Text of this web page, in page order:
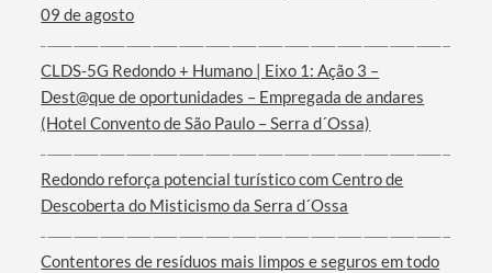
Termo de Pesquisa
09 de agosto
CLDS-5G Redondo + Humano | Eixo 1: Ação 3 –
Dest@que de oportunidades – Empregada de andares
(Hotel Convento de São Paulo – Serra d´Ossa)
Redondo reforça potencial turístico com Centro de
Descoberta do Misticismo da Serra d´Ossa
Contentores de resíduos mais limpos e seguros em todo